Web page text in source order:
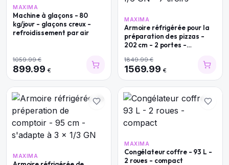
MAXIMA
Machine à glaçons - 80
kg/jour - glaçons creux -
refroidissement par air
1059.99€
899.99 €
MAXIMA
Armoire réfrigérée pour la
préparation des pizzas -
202 cm - 2 portes -
tiroirs
1849.99€
1569.99 €
MAXIMA
MAXIMA
Congélateur coffre - 93 L -
2 roues - compact